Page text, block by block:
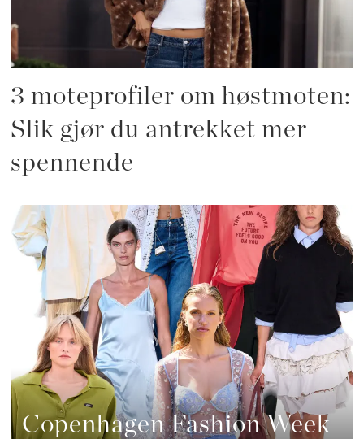
3 moteprofiler om høstmoten:
Slik gjør du antrekket mer
spennende
Copenhagen Fashion Week